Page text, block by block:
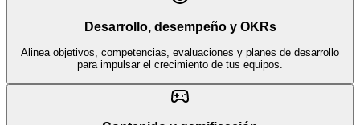
Desarrollo, desempeño y OKRs
Alinea objetivos, competencias, evaluaciones y planes de desarrollo
para impulsar el crecimiento de tus equipos.